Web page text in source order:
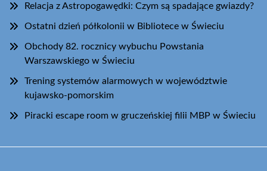
Relacja z Astropogawędki: Czym są spadające gwiazdy?
Ostatni dzień półkolonii w Bibliotece w Świeciu
Obchody 82. rocznicy wybuchu Powstania
Warszawskiego w Świeciu
Trening systemów alarmowych w województwie
kujawsko-pomorskim
Piracki escape room w gruczeńskiej filii MBP w Świeciu